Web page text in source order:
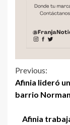
Previous:
Afinia lideró
barrio
Afinia